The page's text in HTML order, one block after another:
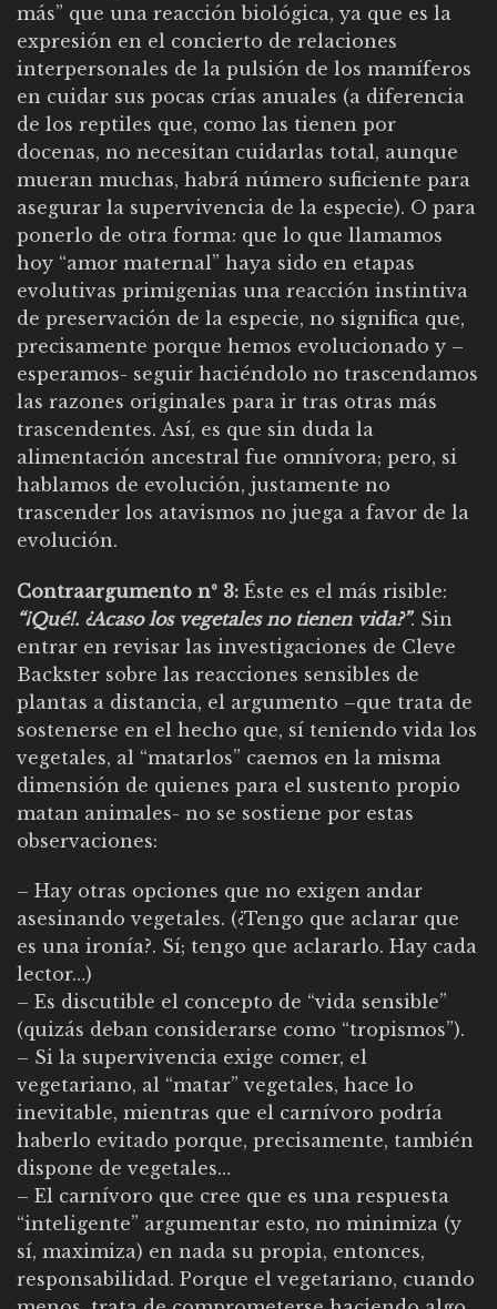
más” que una reacción biológica, ya que es la
expresión en el concierto de relaciones
interpersonales de la pulsión de los mamíferos
en cuidar sus pocas crías anuales (a diferencia
de los reptiles que, como las tienen por
docenas, no necesitan cuidarlas total, aunque
mueran muchas, habrá número suficiente para
asegurar la supervivencia de la especie). O para
ponerlo de otra forma: que lo que llamamos
hoy “amor maternal” haya sido en etapas
evolutivas primigenias una reacción instintiva
de preservación de la especie, no significa que,
precisamente porque hemos evolucionado y –
esperamos- seguir haciéndolo no trascendamos
las razones originales para ir tras otras más
trascendentes. Así, es que sin duda la
alimentación ancestral fue omnívora; pero, si
hablamos de evolución, justamente no
trascender los atavismos no juega a favor de la
evolución.
Contraargumento nº 3: Éste es el más risible:
“¡Qué!. ¿Acaso los vegetales no tienen vida?”. Sin
entrar en revisar las investigaciones de Cleve
Backster sobre las reacciones sensibles de
plantas a distancia, el argumento –que trata de
sostenerse en el hecho que, sí teniendo vida los
vegetales, al “matarlos” caemos en la misma
dimensión de quienes para el sustento propio
matan animales- no se sostiene por estas
observaciones:
– Hay otras opciones que no exigen andar
asesinando vegetales. (¿Tengo que aclarar que
es una ironía?. Sí; tengo que aclararlo. Hay cada
lector…)
– Es discutible el concepto de “vida sensible”
(quizás deban considerarse como “tropismos”).
– Si la supervivencia exige comer, el
vegetariano, al “matar” vegetales, hace lo
inevitable, mientras que el carnívoro podría
haberlo evitado porque, precisamente, también
dispone de vegetales…
– El carnívoro que cree que es una respuesta
“inteligente” argumentar esto, no minimiza (y
sí, maximiza) en nada su propia, entonces,
responsabilidad. Porque el vegetariano, cuando